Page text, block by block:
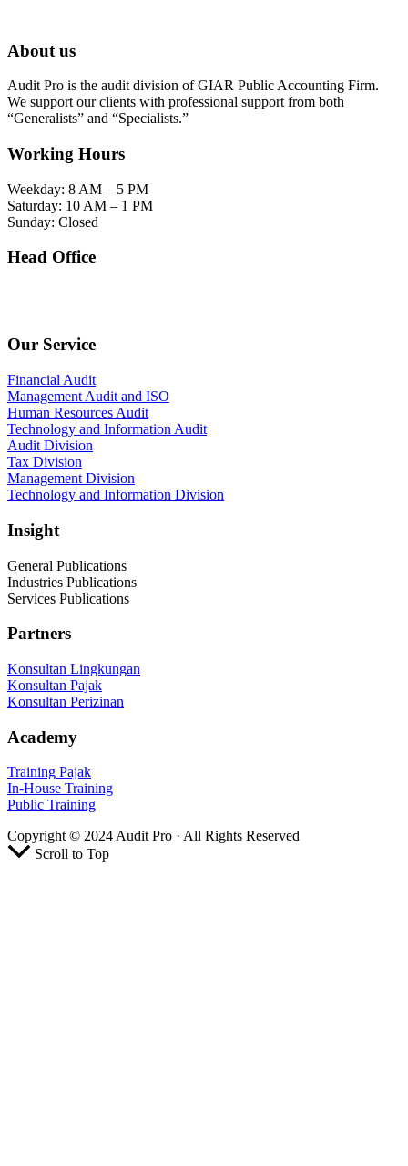
About us
Audit Pro is the audit division of GIAR Public Accounting Firm.
We support our clients with professional support from both
“Generalists” and “Specialists.”
Working Hours
Weekday: 8 AM – 5 PM
Saturday: 10 AM – 1 PM
Sunday: Closed
Head Office
Our Service
Financial Audit
Management Audit and ISO
Human Resources Audit
Technology and Information Audit
Audit Division
Tax Division
Management Division
Technology and Information Division
Insight
General Publications
Industries Publications
Services Publications
Partners
Konsultan Lingkungan
Konsultan Pajak
Konsultan Perizinan
Academy
Training Pajak
In-House Training
Public Training
Copyright © 2024 Audit Pro · All Rights Reserved
Scroll to Top